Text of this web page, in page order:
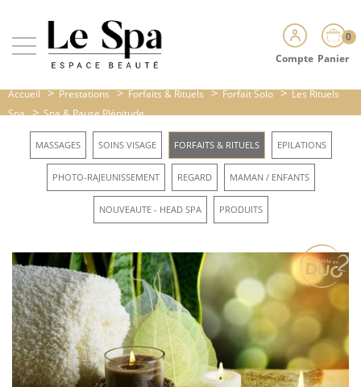
Compte
0
Panier
Accueil > Prestations > Forfaits & Rituels > Forfait Solo > Les Rituels
Spa > Spa & Pause Plénitude...
MASSAGES SOINS VISAGE FORFAITS & RITUELS EPILATIONS
PHOTO-RAJEUNISSEMENT REGARD MAMAN / ENFANTS
NOUVEAUTE - HEAD SPA PRODUITS